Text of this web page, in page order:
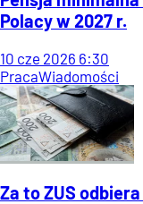
Polacy w 2027 r.
10 cze 2026 6:30
PracaWiadomości
Za to ZUS